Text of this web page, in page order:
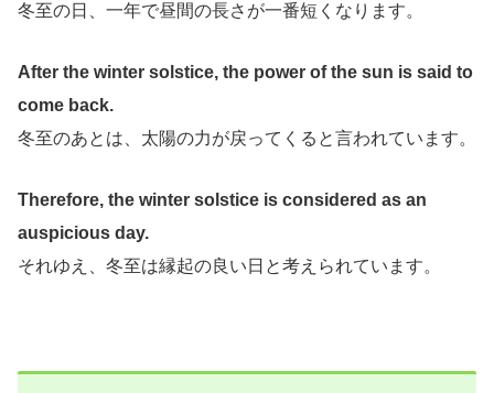
冬至の日、一年で昼間の長さが一番短くなります。
After the winter solstice, the power of the sun is said to
come back.
冬至のあとは、太陽の力が戻ってくると言われています。
Therefore, the winter solstice is considered as an
auspicious day.
それゆえ、冬至は縁起の良い日と考えられています。